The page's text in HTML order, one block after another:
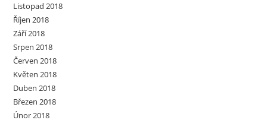
Listopad 2018
Říjen 2018
Září 2018
Srpen 2018
Červen 2018
Květen 2018
Duben 2018
Březen 2018
Únor 2018